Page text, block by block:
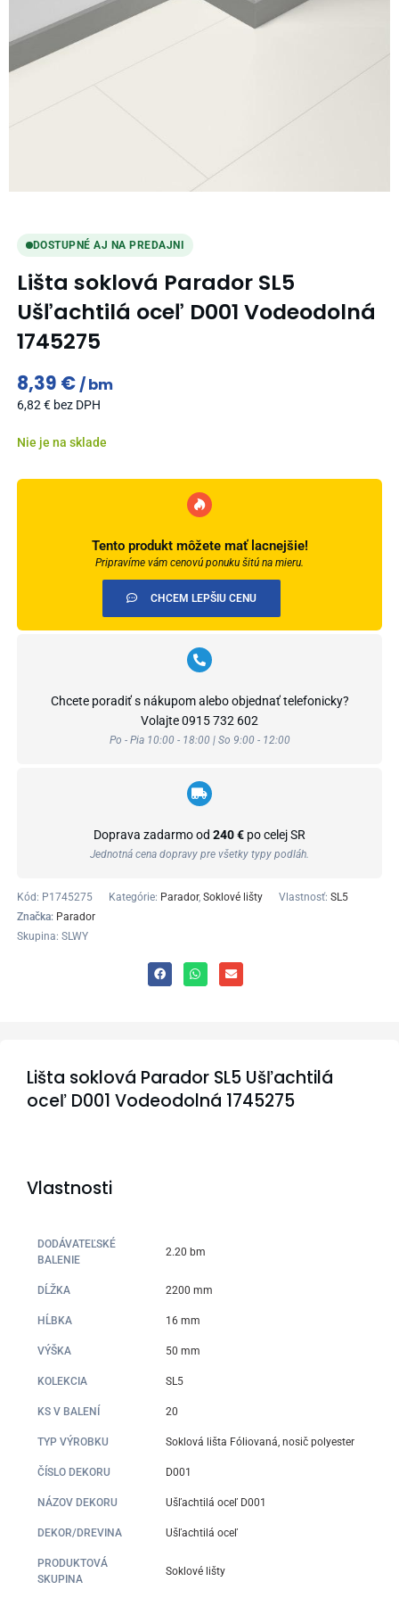
DOSTUPNÉ AJ NA PREDAJNI
Lišta soklová Parador SL5
Ušľachtilá oceľ D001 Vodeodolná
1745275
8,39 € bm
6,82 € bez DPH
Nie je na sklade
Tento produkt môžete mať lacnejšie!
Pripravíme vám cenovú ponuku šitú na mieru.
CHCEM LEPŠIU CENU
Chcete poradiť s nákupom alebo objednať telefonicky?
Volajte0915 732 602
Po - Pia 10:00 - 18:00 | So 9:00 - 12:00
Doprava zadarmo od 240 € po celej SR
Jednotná cena dopravy pre všetky typy podláh.
Kód: P1745275 Kategórie: Parador, Soklové lišty Vlastnosť: SL5
Značka: Parador
Skupina: SLWY
Lišta soklová Parador SL5 Ušľachtilá
oceľ D001 Vodeodolná 1745275
Vlastnosti
DODÁVATEĽSKÉ
BALENIE
2.20 bm
DĹŽKA 2200 mm
HĹBKA 16 mm
VÝŠKA 50 mm
KOLEKCIA SL5
KS V BALENÍ 20
TYP VÝROBKU Soklová lišta Fóliovaná, nosič polyester
ČÍSLO DEKORU D001
NÁZOV DEKORU Ušľachtilá oceľ D001
DEKOR/DREVINA Ušľachtilá oceľ
PRODUKTOVÁ
SKUPINA
Soklové lišty